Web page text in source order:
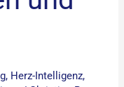
, Herz-Intelligenz,